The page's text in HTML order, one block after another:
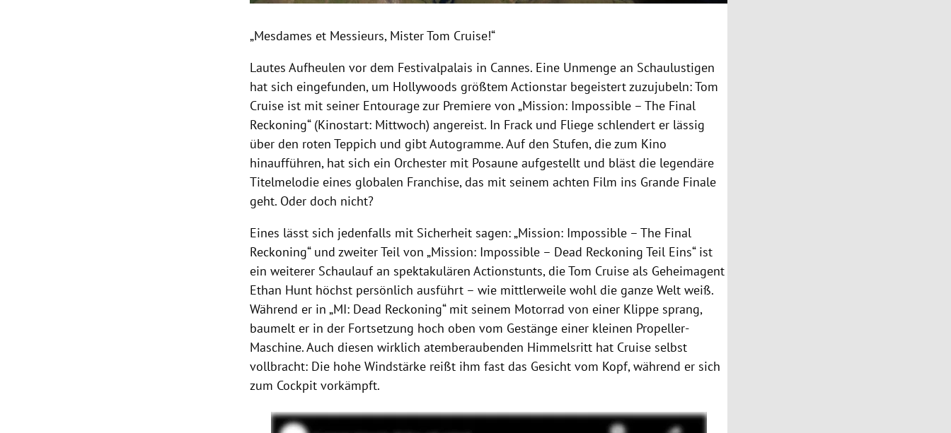
„Mesdames et Messieurs, Mister Tom Cruise!“
Lautes Aufheulen vor dem Festivalpalais in Cannes. Eine Unmenge an Schaulustigen
hat sich eingefunden, um Hollywoods größtem Actionstar begeistert zuzujubeln: Tom
Cruise ist mit seiner Entourage zur Premiere von „Mission: Impossible – The Final
Reckoning“ (Kinostart: Mittwoch) angereist. In Frack und Fliege schlendert er lässig
über den roten Teppich und gibt Autogramme. Auf den Stufen, die zum Kino
hinaufführen, hat sich ein Orchester mit Posaune aufgestellt und bläst die legendäre
Titelmelodie eines globalen Franchise, das mit seinem achten Film ins Grande Finale
geht. Oder doch nicht?
Eines lässt sich jedenfalls mit Sicherheit sagen: „Mission: Impossible – The Final
Reckoning“ und zweiter Teil von „Mission: Impossible – Dead Reckoning Teil Eins“ ist
ein weiterer Schaulauf an spektakulären Actionstunts, die Tom Cruise als Geheimagent
Ethan Hunt höchst persönlich ausführt – wie mittlerweile wohl die ganze Welt weiß.
Während er in „MI: Dead Reckoning“ mit seinem Motorrad von einer Klippe sprang,
baumelt er in der Fortsetzung hoch oben vom Gestänge einer kleinen Propeller-
Maschine. Auch diesen wirklich atemberaubenden Himmelsritt hat Cruise selbst
vollbracht: Die hohe Windstärke reißt ihm fast das Gesicht vom Kopf, während er sich
zum Cockpit vorkämpft.